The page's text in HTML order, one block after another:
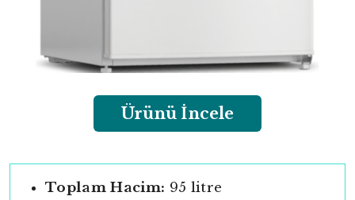
Ürünü İncele
Toplam Hacim: 95 litre